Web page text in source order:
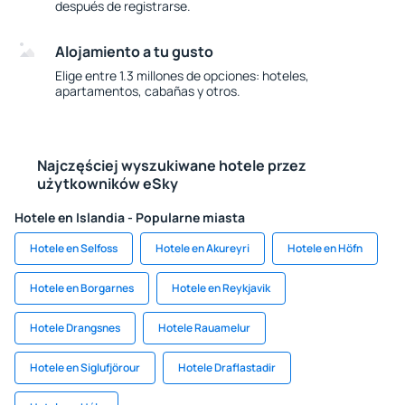
después de registrarse.
Alojamiento a tu gusto
Elige entre 1.3 millones de opciones: hoteles,
apartamentos, cabañas y otros.
Najczęściej wyszukiwane hotele przez
użytkowników eSky
Hotele en Islandia - Popularne miasta
Hotele en Selfoss Hotele en Akureyri Hotele en Höfn
Hotele en Borgarnes Hotele en Reykjavik
Hotele Drangsnes Hotele Rauamelur
Hotele en Siglufjörour Hotele Draflastadir